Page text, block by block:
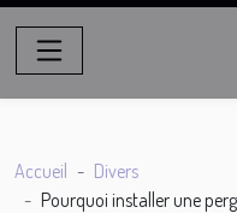
Accueil
Divers
Pourquoi installer une